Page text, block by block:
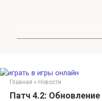
Главная » Новости
Патч 4.2: